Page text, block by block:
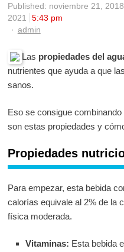
Published: noviembre 21, 2018
2021
5:43 pm
Author
admin
Las propiedades del
nutrientes que ayuda a que
sanos.
Eso se consigue
son estas propiedades y
Propiedades
Para empezar, esta bebida
calorías equivale al 2% de la
física moderada.
Vitaminas: Esta bebida